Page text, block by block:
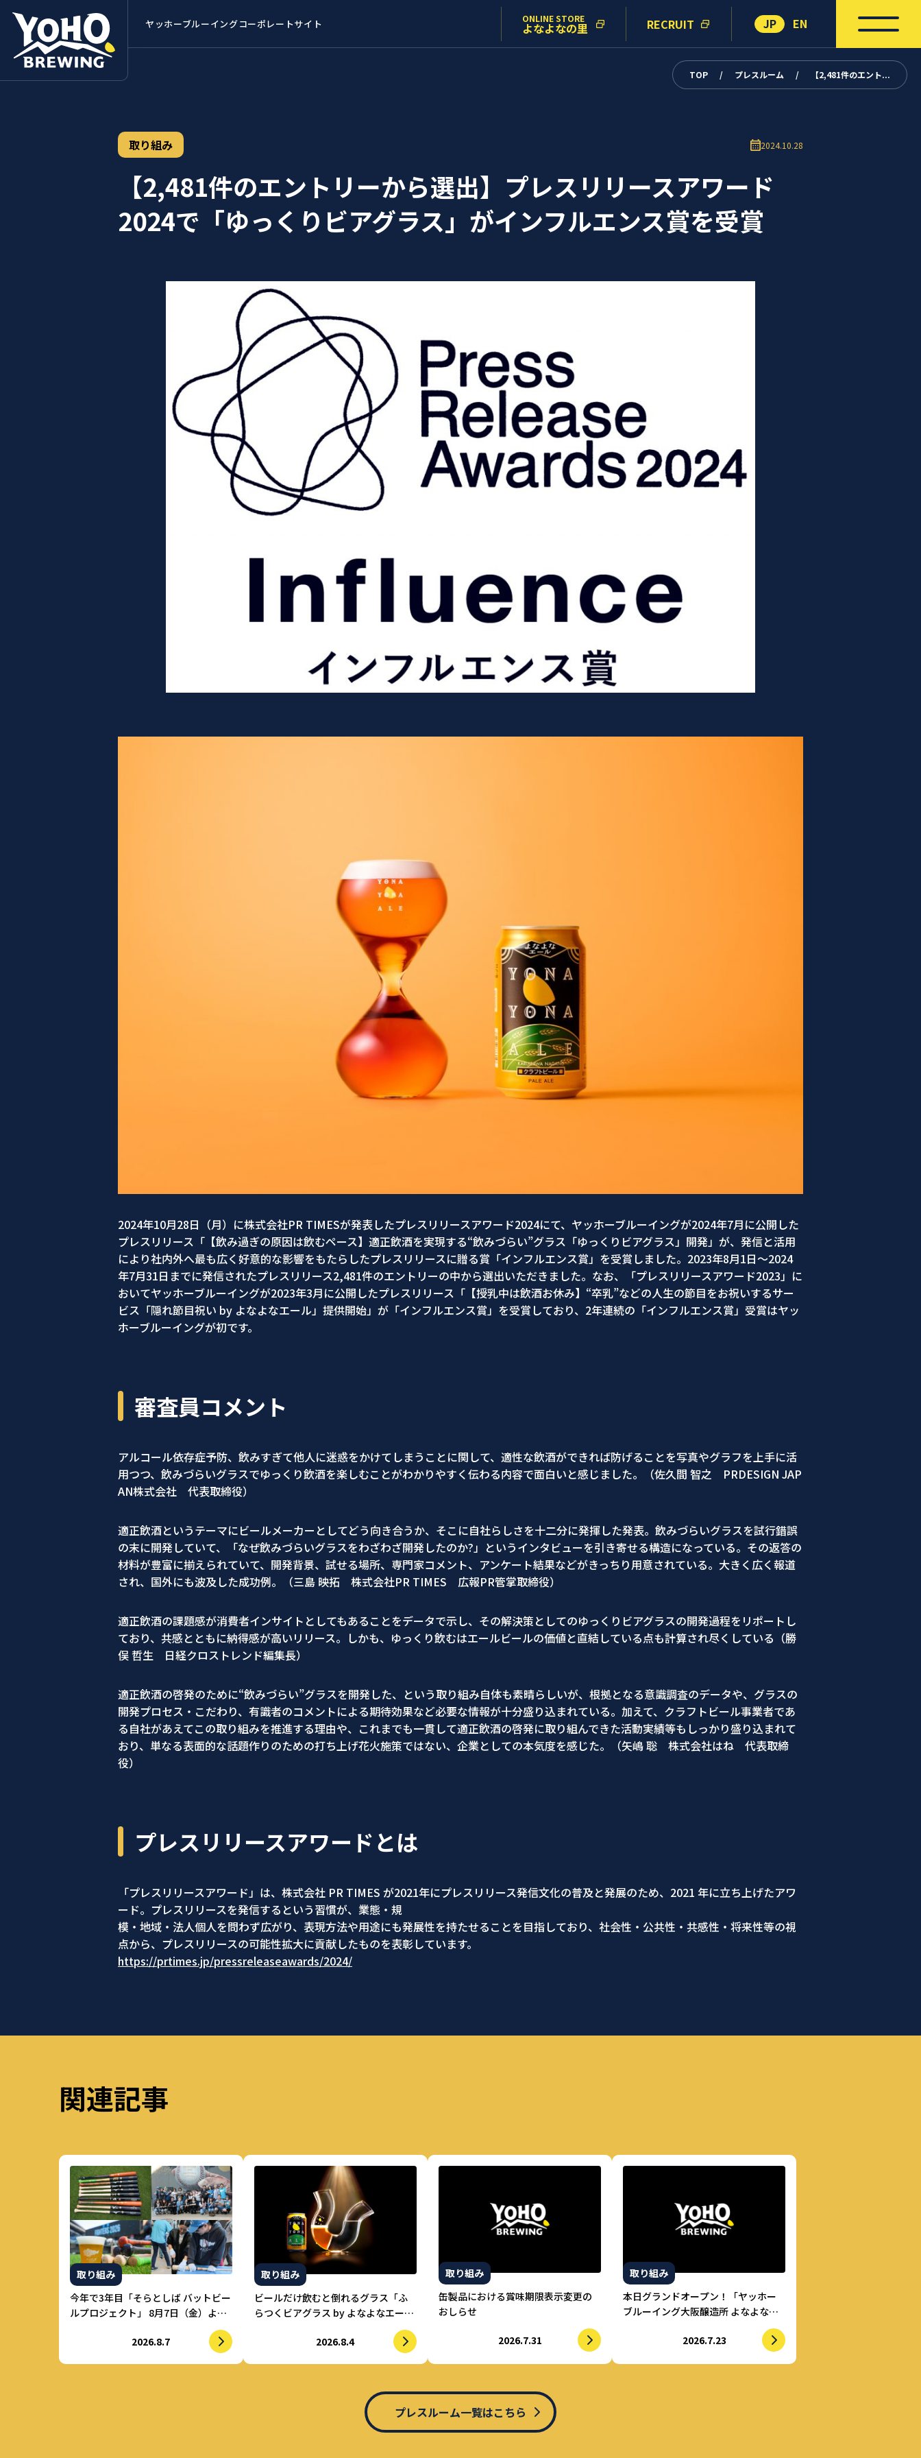
ヤッホーブルーイングコーポレートサイト ONLINE STORE
よなよなの里 RECRUIT JP EN
取り組み 2024.10.28
TOP / プレスルーム / 【2,481件のエント...
【2,481件のエントリーから選出】プレスリリースアワード
2024で「ゆっくりビアグラス」がインフルエンス賞を受賞
2024年10月28日（月）に株式会社PR TIMESが発表したプレスリリースアワード2024にて、ヤッホーブルーイングが2024年7月に公開した
プレスリリース「【飲み過ぎの原因は飲むペース】適正飲酒を実現する“飲みづらい”グラス「ゆっくりビアグラス」開発」が、発信と活用
により社内外へ最も広く好意的な影響をもたらしたプレスリリースに贈る賞「インフルエンス賞」を受賞しました。2023年8月1日～2024
年7月31日までに発信されたプレスリリース2,481件のエントリーの中から選出いただきました。なお、「プレスリリースアワード2023」に
おいてヤッホーブルーイングが2023年3月に公開したプレスリリース「【授乳中は飲酒お休み】“卒乳”などの人生の節目をお祝いするサー
ビス「隠れ節目祝い by よなよなエール」提供開始」が「インフルエンス賞」を受賞しており、2年連続の「インフルエンス賞」受賞はヤッ
ホーブルーイングが初です。
審査員コメント
アルコール依存症予防、飲みすぎて他人に迷惑をかけてしまうことに関して、適性な飲酒ができれば防げることを写真やグラフを上手に活
用つつ、飲みづらいグラスでゆっくり飲酒を楽しむことがわかりやすく伝わる内容で面白いと感じました。（佐久間 智之 PRDESIGN JAP
AN株式会社 代表取締役）
適正飲酒というテーマにビールメーカーとしてどう向き合うか、そこに自社らしさを十二分に発揮した発表。飲みづらいグラスを試行錯誤
の末に開発していて、「なぜ飲みづらいグラスをわざわざ開発したのか?」というインタビューを引き寄せる構造になっている。その返答の
材料が豊富に揃えられていて、開発背景、試せる場所、専門家コメント、アンケート結果などがきっちり用意されている。大きく広く報道
され、国外にも波及した成功例。（三島 映拓 株式会社PR TIMES 広報PR管掌取締役）
適正飲酒の課題感が消費者インサイトとしてもあることをデータで示し、その解決策としてのゆっくりビアグラスの開発過程をリポートし
ており、共感とともに納得感が高いリリース。しかも、ゆっくり飲むはエールビールの価値と直結している点も計算され尽くしている（勝
俣 哲生 日経クロストレンド編集長）
適正飲酒の啓発のために“飲みづらい”グラスを開発した、という取り組み自体も素晴らしいが、根拠となる意識調査のデータや、グラスの
開発プロセス・こだわり、有識者のコメントによる期待効果など必要な情報が十分盛り込まれている。加えて、クラフトビール事業者であ
る自社があえてこの取り組みを推進する理由や、これまでも一貫して適正飲酒の啓発に取り組んできた活動実績等もしっかり盛り込まれて
おり、単なる表面的な話題作りのための打ち上げ花火施策ではない、企業としての本気度を感じた。（矢嶋 聡 株式会社はね 代表取締
役）
プレスリリースアワードとは
「プレスリリースアワード」は、株式会社 PR TIMES が2021年にプレスリリース発信文化の普及と発展のため、2021 年に立ち上げたアワ
ード。プレスリリースを発信するという習慣が、業態・規
模・地域・法人個人を問わず広がり、表現方法や用途にも発展性を持たせることを目指しており、社会性・公共性・共感性・将来性等の視
点から、プレスリリースの可能性拡大に貢献したものを表彰しています。
https://prtimes.jp/pressreleaseawards/2024/
関連記事
取り組み
今年で3年目「そらとしば バットビー
ルプロジェクト」 8月7日（金）より
参加者募集開始 初の道外イベントも
2026.8.7
取り組み
ビールだけ飲むと倒れるグラス「ふ
らつくビアグラス by よなよなエー
ル」 強制的に水を飲まされる仕掛
けで適正飲酒を実現
2026.8.4
取り組み
缶製品における賞味期限表示変更の
おしらせ
2026.7.31
取り組み
本日グランドオープン！「ヤッホー
ブルーイング大阪醸造所 よなよなビ
2026.7.23
プレスルーム一覧はこちら